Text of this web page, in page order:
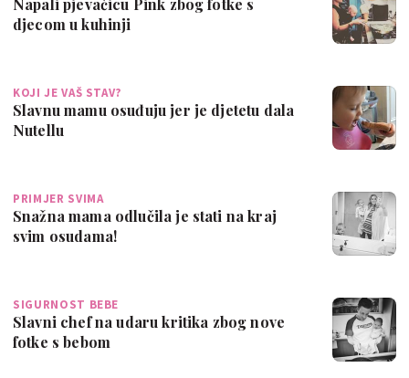
djecom u kuhinji
KOJI JE VAŠ STAV?
Slavnu mamu osuđuju jer je djetetu dala
Nutellu
PRIMJER SVIMA
Snažna mama odlučila je stati na kraj
svim osudama!
SIGURNOST BEBE
Slavni chef na udaru kritika zbog nove
fotke s bebom